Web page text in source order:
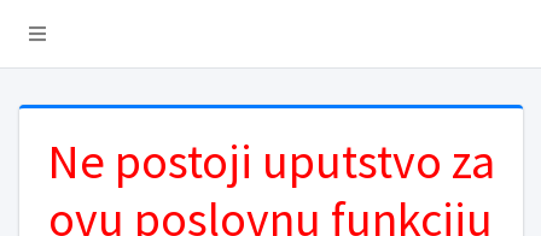
Ne postoji uputstvo za
ovu poslovnu funkciju